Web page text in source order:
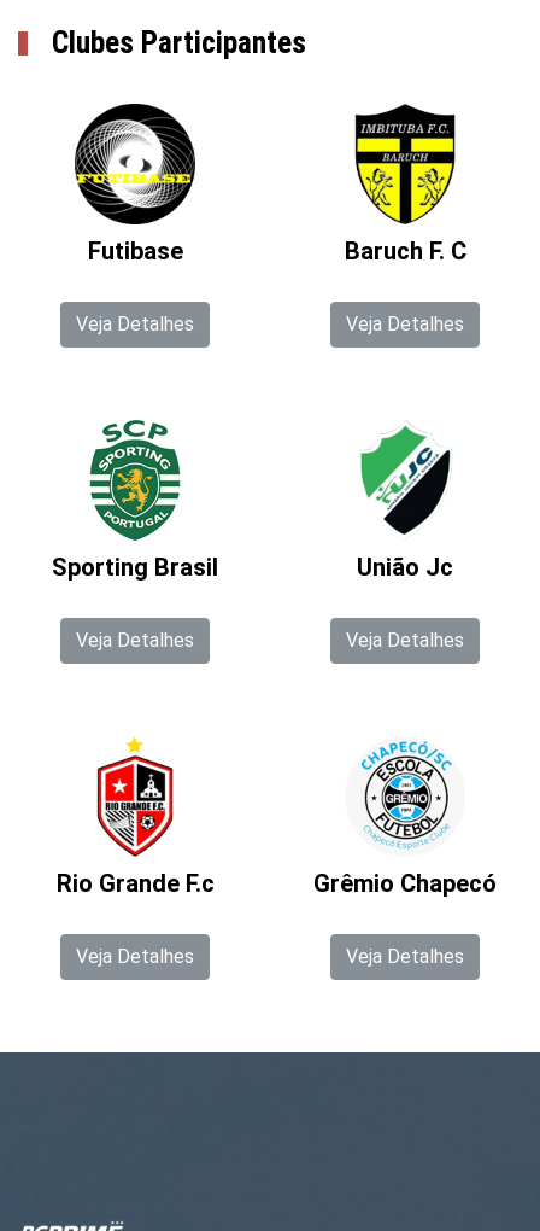
Clubes Participantes
Futibase
Veja Detalhes
Baruch F. C
Veja Detalhes
Sporting Brasil
Veja Detalhes
União Jc
Veja Detalhes
Rio Grande F.c
Veja Detalhes
Grêmio Chapecó
Veja Detalhes